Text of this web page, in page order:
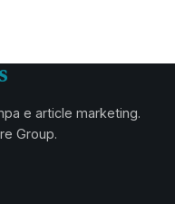
e article marketing.
Group.